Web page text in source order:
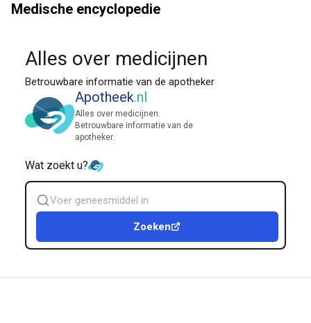
Medische encyclopedie
Alles over medicijnen
Betrouwbare informatie van de apotheker
Apotheek.nl
Alles over medicijnen.
Betrouwbare informatie van de
apotheker.
Wat zoekt u?
Zoek
geneesmiddel
Zoeken